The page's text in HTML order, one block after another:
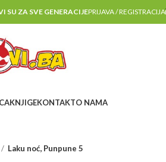
SU ZA SVE GENERACIJEPRIJAVA / REGISTRACIJA
KNJIGEKONTAKTO NAMA
Laku noć, Punpune 5